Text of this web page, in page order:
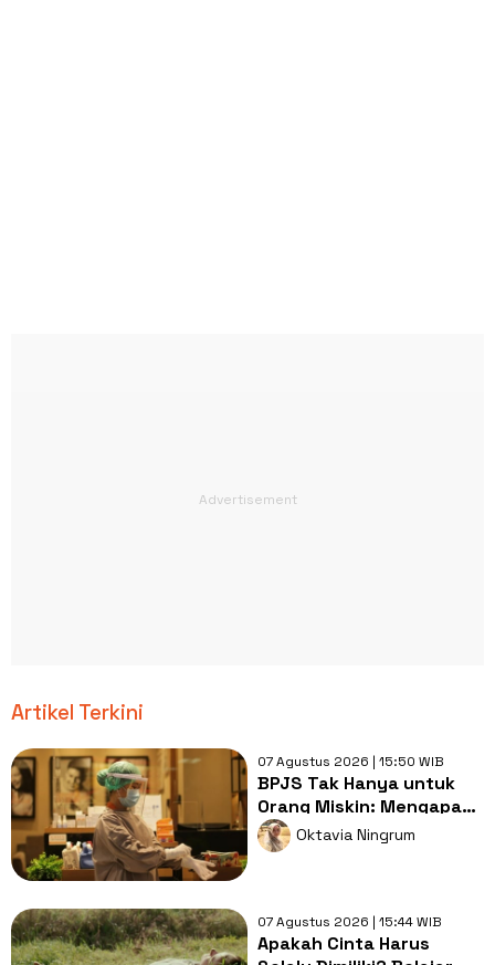
Artikel Terkini
07 Agustus 2026 | 15:50 WIB
BPJS Tak Hanya untuk
Orang Miskin: Mengapa
Miskonsepsi Ini Masih
Bertahan?
Oktavia Ningrum
07 Agustus 2026 | 15:44 WIB
Apakah Cinta Harus